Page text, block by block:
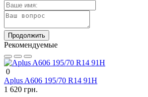
Продолжить
Рекомендуемые
0
Aplus A606 195/70 R14 91H
1 620 грн.